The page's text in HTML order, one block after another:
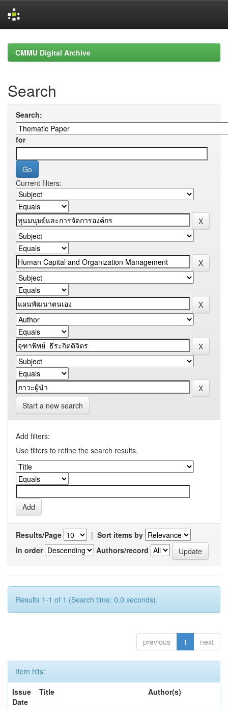
navigationCMMU Digital Archive
Search
Search:
for
Current filters:
Start a new search
Add filters:
Use filters to refine the search results.
Results/Page | Sort items by
In order
Authors/record
Results 1-1 of 1 (Search time: 0.0 seconds).
previous 1 next
Item hits:
Issue
Date
Title Author(s)